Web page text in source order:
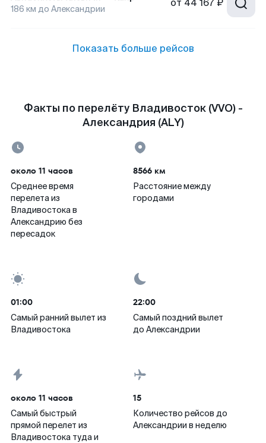
186 км до Александрии от 44 167 ₽
Показать больше рейсов
Факты по перелёту Владивосток (VVO) -
Александрия (ALY)
около 11 часов
Среднее время
перелета из
Владивостока в
Александрию без
пересадок
8566 км
Расстояние между
городами
01:00
Самый ранний вылет из
Владивостока
22:00
Самый поздний вылет
до Александрии
около 11 часов
Самый быстрый
прямой перелет из
Владивостока туда и
15
Количество рейсов до
Александрии в неделю